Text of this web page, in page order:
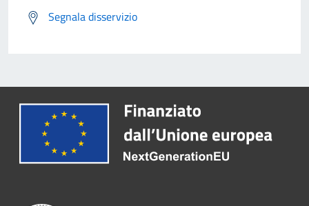
Segnala disservizio